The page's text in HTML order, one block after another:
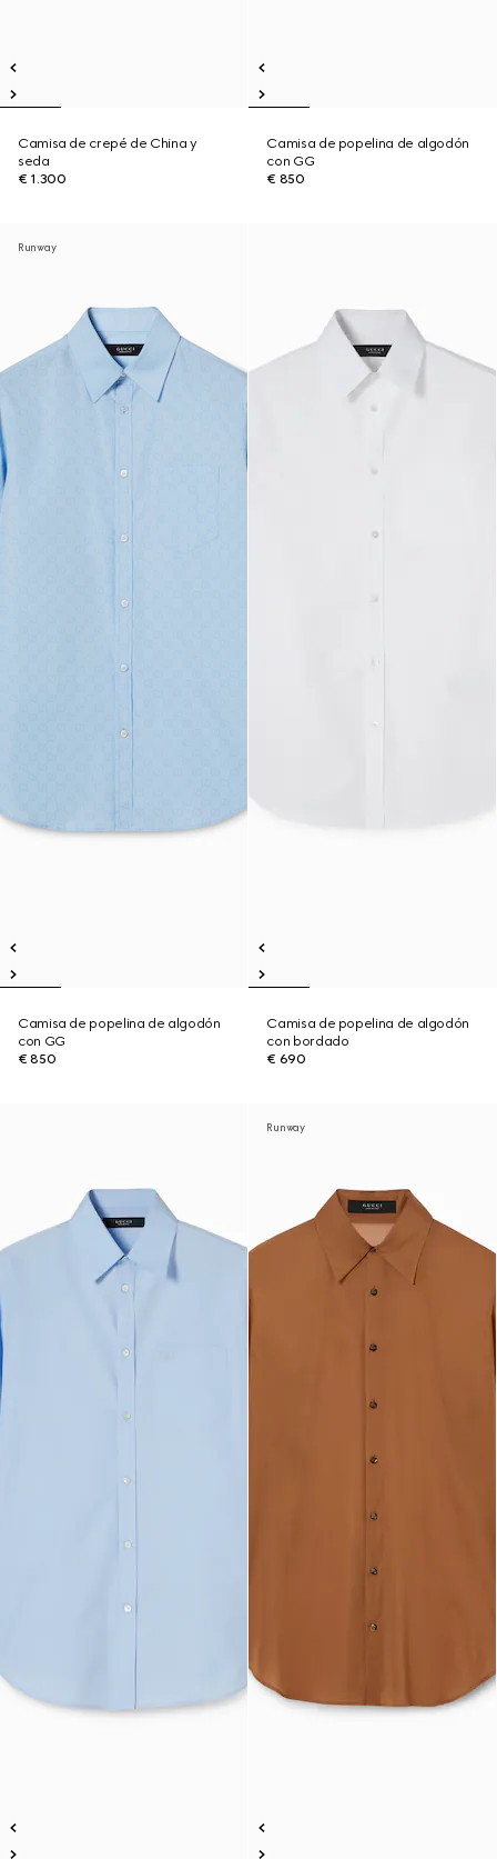
Camisa de crepé de China y
seda
€ 1.300
Camisa de popelina de algodón
con GG
€ 850
Runway
Camisa de popelina de algodón
con GG
€ 850
Camisa de popelina de algodón
con bordado
€ 690
Runway